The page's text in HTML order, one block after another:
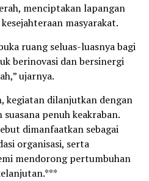
menciptakan lapangan
masyarakat.
ruang seluas-luasnya bagi
berinovasi dan bersinergi
ujarnya.
kegiatan dilanjutkan dengan
penuh keakraban.
dimanfaatkan sebagai
organisasi, serta
mendorong pertumbuhan